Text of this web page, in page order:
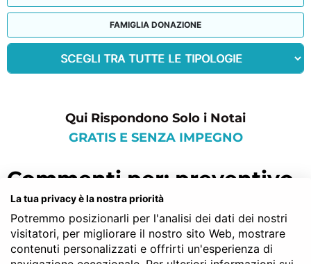
FAMIGLIA DONAZIONE
Qui Rispondono Solo i Notai
GRATIS E SENZA IMPEGNO
commenti per: preventivo
notaio milano
Marta G.
La tua privacy è la nostra priorità
Potremmo posizionarli per l'analisi dei dati dei nostri
visitatori, per migliorare il nostro sito Web, mostrare
contenuti personalizzati e offrirti un'esperienza di